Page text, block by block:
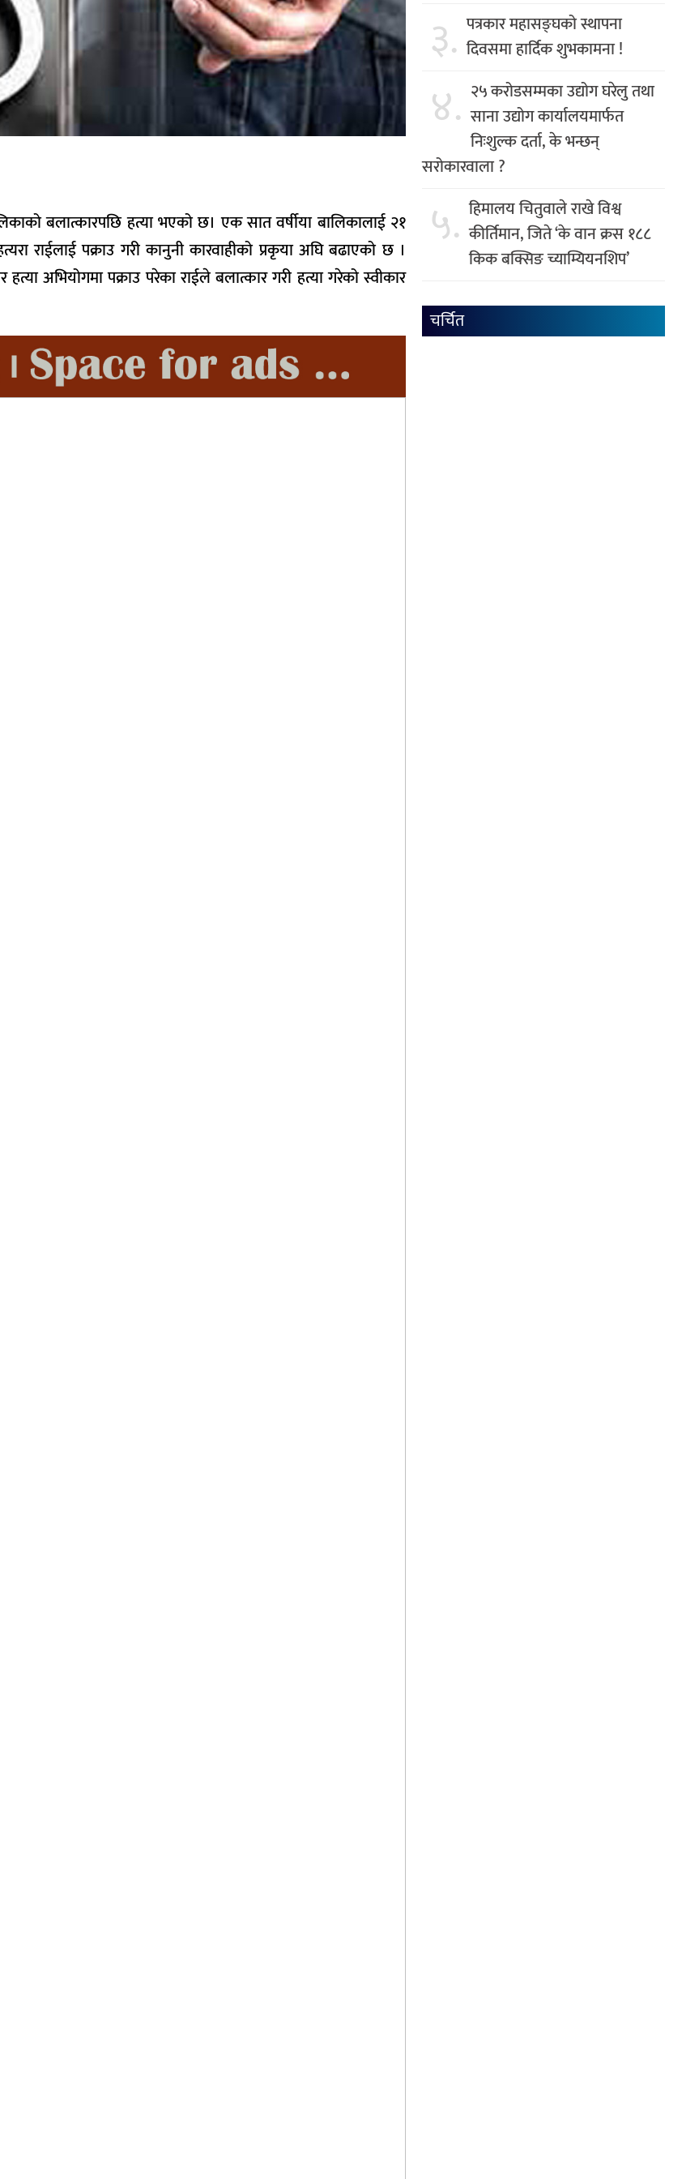
बलात्कारपछि हत्या भएको छ। एक सात वर्षीया बालिकालाई २१
राईलाई पक्राउ गरी कानुनी कारवाहीको प्रकृया अघि बढाएको छ ।
अभियोगमा पक्राउ परेका राईले बलात्कार गरी हत्या गरेको स्वीकार
३. पत्रकार महासङ्घको स्थापना
दिवसमा हार्दिक शुभकामना !
४. २५ करोडसम्मका उद्योग घरेलु तथा
साना उद्योग कार्यालयमार्फत
निःशुल्क दर्ता, के भन्छन्
सरोकारवाला ?
५. हिमालय चितुवाले राखे विश्व
कीर्तिमान, जिते ‘के वान क्रस १८८
किक बक्सिङ च्याम्यियनशिप’
चर्चित